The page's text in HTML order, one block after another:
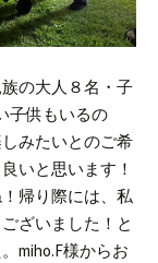
の大人８名・子
子供もいるの
みたいとのご希
いと思います！
帰り際には、私
ざいました！ と
miho.F様からお